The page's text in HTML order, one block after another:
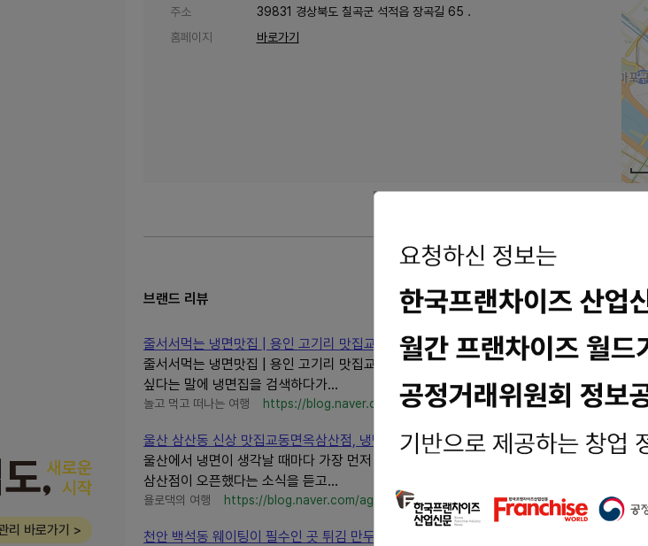
주소
39831 경상북도 칠곡군 석적읍 장곡길 65 .
홈페이지
바로가기
브랜드 리뷰
줄서서먹는 냉면맛집 | 용인 고기리 맛집교동면옥용인수지점 석갈....
줄서서먹는 냉면맛집 | 용인 고기리 맛집교동면옥용인수지점 석갈비 육전냉면 내돈내산
싶다는 말에 냉면집을 검색하다가...
놀고 먹고 떠나는 여행 https://blog.naver.com/nolmeokgil
울산 삼산동 신상 맛집교동면옥삼산점, 냉면부터 갈비찜까지 가족....
울산에서 냉면이 생각날 때마다 가장 먼저 떠오르는 곳이교동면옥인데요. 명촌점과 일산
삼산점이 오픈했다는 소식을 듣고...
욜로댁의 여행 https://blog.naver.com/ag0221
천안 백석동 웨이팅이 필수인 곳 튀김 만두 물냉면 비빔냉면 맛집 ....
리 바로가기 >